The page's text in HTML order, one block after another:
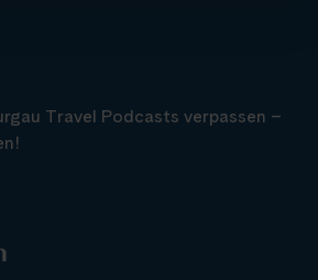
Travel Podcasts verpassen –